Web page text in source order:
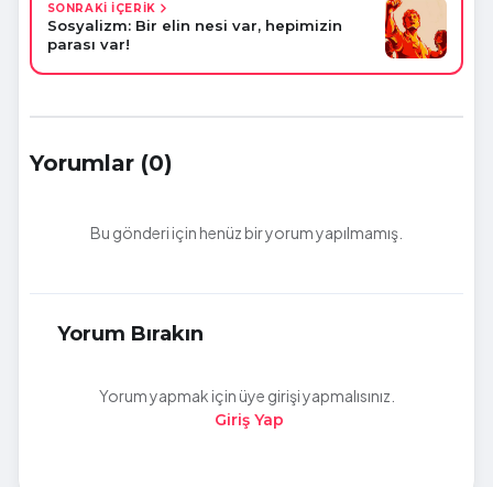
SONRAKİ İÇERİK
Sosyalizm: Bir elin nesi var, hepimizin
parası var!
Yorumlar (0)
Bu gönderi için henüz bir yorum yapılmamış.
Yorum Bırakın
Yorum yapmak için üye girişi yapmalısınız.
Giriş Yap